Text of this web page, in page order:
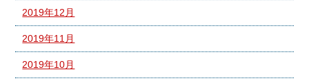
2019年12月
2019年11月
2019年10月